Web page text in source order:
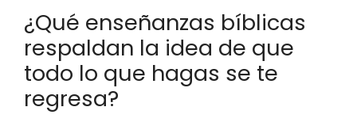
¿Qué enseñanzas bíblicas
respaldan la idea de que
todo lo que hagas se te
regresa?